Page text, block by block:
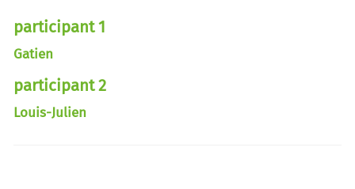
participant 1
Gatien
participant 2
Louis-Julien